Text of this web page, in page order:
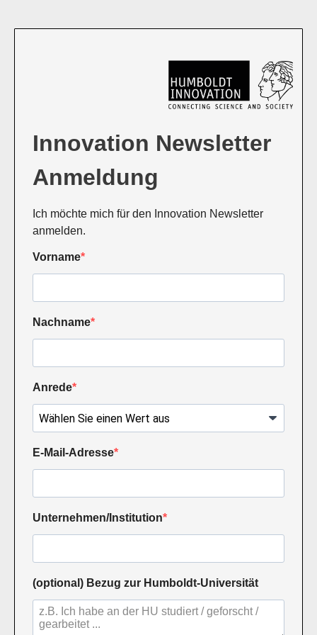
Innovation Newsletter
Anmeldung
Ich möchte mich für den Innovation Newsletter
anmelden.
Vorname
Nachname
Anrede
E-Mail-Adresse
Unternehmen/Institution
(optional) Bezug zur Humboldt-Universität